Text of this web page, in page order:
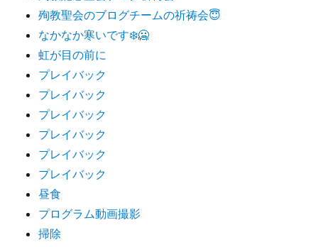
殉教聖会のブログチームの祈祷会😇
なかなか寒いです❄️🥶
虹が目の前に
プレイバック
プレイバック
プレイバック
プレイバック
プレイバック
プレイバック
昼食
プログラム動画撮影
掃除